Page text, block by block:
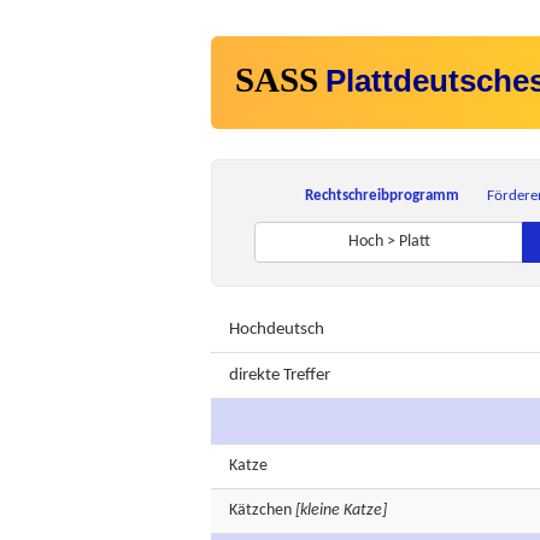
SASS
Rechtschreibprogramm
Hoch > Platt
Hochdeutsch
direkte Treffer
Katze
Kätzchen [kleine Katze]